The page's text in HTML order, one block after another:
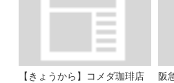
【きょうから】コメダ珈琲店
阪